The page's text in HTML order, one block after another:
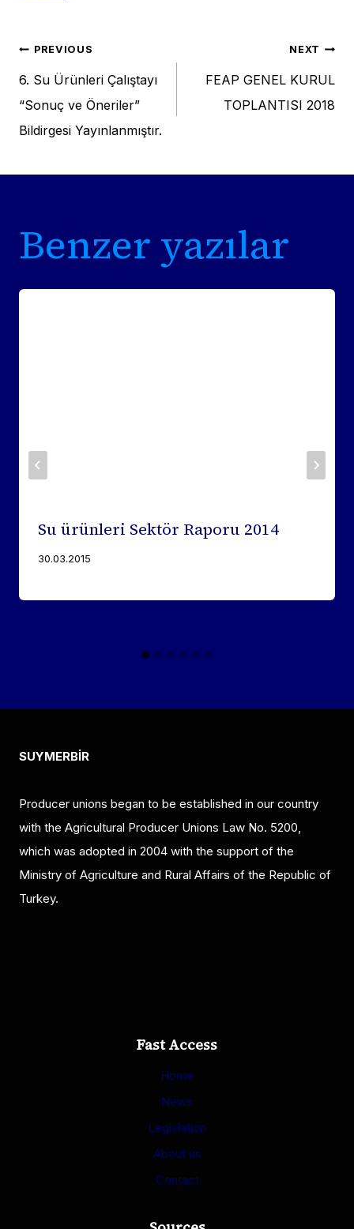
Post
navigation
PREVIOUS
6. Su Ürünleri Çalıştayı
“Sonuç ve Öneriler”
Bildirgesi Yayınlanmıştır.
NEXT
FEAP GENEL KURUL
TOPLANTISI 2018
Benzer yazılar
Su ürünleri Sektör Raporu 2014
30.03.2015
SUYMERBİR
Producer unions began to be established in our country
with the Agricultural Producer Unions Law No. 5200,
which was adopted in 2004 with the support of the
Ministry of Agriculture and Rural Affairs of the Republic of
Turkey.
Fast Access
Home
News
Legislation
About us
Contact